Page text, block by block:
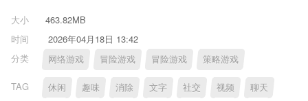
大小
463.82MB
时间
2026年04月18日 13:42
分类
网络游戏 冒险游戏 冒险游戏 策略游戏
TAG 休闲 趣味 消除 文字 社交 视频 聊天